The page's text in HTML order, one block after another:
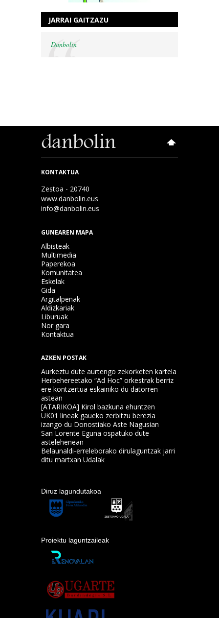
JARRAI GAITZAZU
Danbolin
KONTAKTUA
Zestoa - 20740
www.danbolin.eus
info@danbolin.eus
GUNEAREN MAPA
Albisteak
Multimedia
Paperekoa
Komunitatea
Eskelak
Gida
Argitalpenak
Aldizkariak
Liburuak
Nor gara
Kontaktua
AZKEN POSTAK
Aurkeztu dute aurtengo zekorketen kartela
Herbehereetako “Ad Hoc” orkestrak berriz
ere kontzertua eskainiko du datorren
astean
[ATARIKOA] Kirol bazkuna ehuntzen
UK01 lineak gaueko zerbitzu berezia
izango du Donostiako Aste Nagusian
San Lorente Eguna ospatuko dute
astelehenean
Belaunaldi-erreleborako dirulaguntzak jarri
ditu martxan Udalak
Diruz lagundutakoa
Proiektu laguntzaileak